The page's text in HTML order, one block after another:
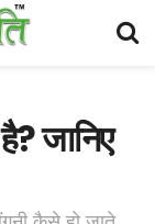
जानिए